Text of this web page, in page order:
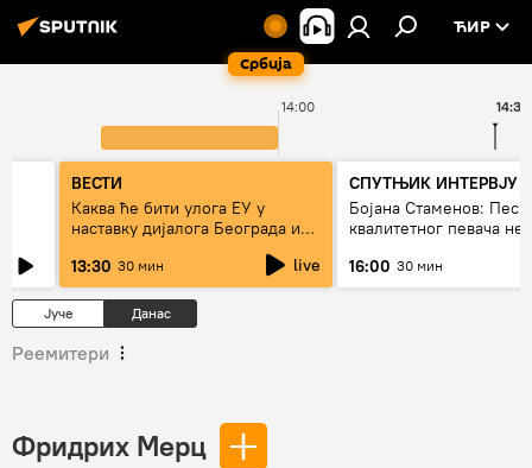
Србија
ЋИР
14:00 14:36
ВЕСТИ
Каква ће бити улога ЕУ у
наставку дијалога Београда и
13:30 30 мин live
СПУТЊИК ИНТЕРВЈУ
Бојана Стаменов:
квалитетног певача
16:00 30 мин
Јуче Данас
Реемитери
Фридрих Мерц